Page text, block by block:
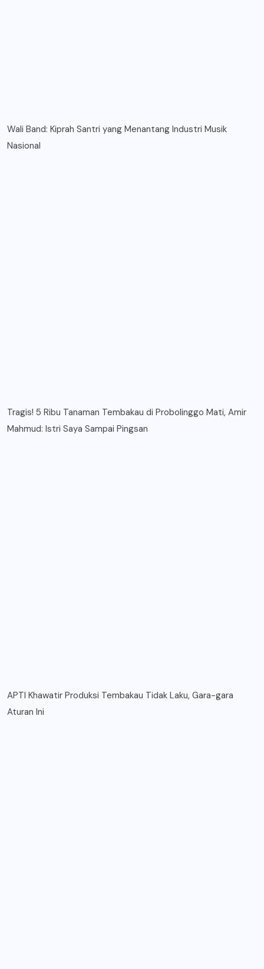
Wali Band: Kiprah Santri yang Menantang Industri Musik
Nasional
Tragis! 5 Ribu Tanaman Tembakau di Probolinggo Mati, Amir
Mahmud: Istri Saya Sampai Pingsan
APTI Khawatir Produksi Tembakau Tidak Laku, Gara-gara
Aturan Ini